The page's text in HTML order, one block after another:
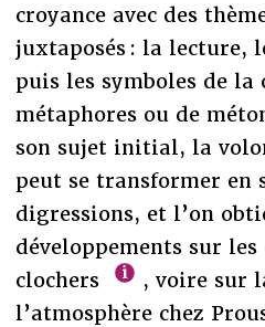
croyance avec des
juxtaposés : la lecture,
puis les symboles de la
métaphores ou de
son sujet initial, la
peut se transformer en
digressions, et l’on
développements sur les
clochers
, voire sur
l’atmosphère chez